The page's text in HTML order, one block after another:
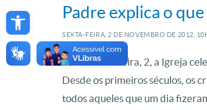
Open toolbarPadre explica o
SEXTA-FEIRA, 2 DE NOVEMBRO DE 2012,
Nesta sexta-feira, 2, a Igreja
Desde os primeiros séculos, os
todos aqueles que um dia